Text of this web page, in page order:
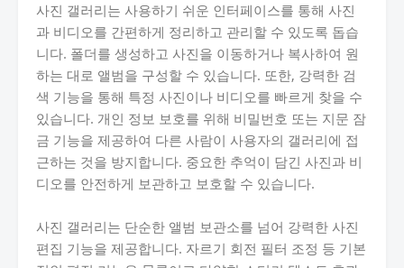
사진 갤러리는 사용하기 쉬운 인터페이스를 통해 사진
과 비디오를 간편하게 정리하고 관리할 수 있도록 돕습
니다. 폴더를 생성하고 사진을 이동하거나 복사하여 원
하는 대로 앨범을 구성할 수 있습니다. 또한, 강력한 검
색 기능을 통해 특정 사진이나 비디오를 빠르게 찾을 수
있습니다. 개인 정보 보호를 위해 비밀번호 또는 지문 잠
금 기능을 제공하여 다른 사람이 사용자의 갤러리에 접
근하는 것을 방지합니다. 중요한 추억이 담긴 사진과 비
디오를 안전하게 보관하고 보호할 수 있습니다.
사진 갤러리는 단순한 앨범 보관소를 넘어 강력한 사진
편집 기능을 제공합니다. 자르기 회전 필터 조정 등 기본